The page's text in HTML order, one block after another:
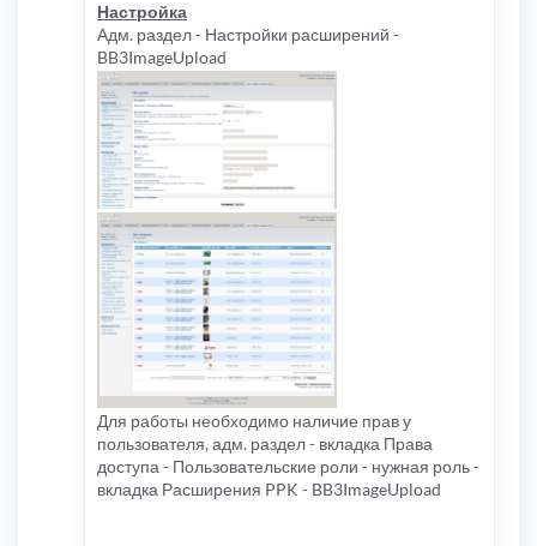
Настройка
Адм. раздел - Настройки расширений -
BB3ImageUpload
Для работы необходимо наличие прав у
пользователя, адм. раздел - вкладка Права
доступа - Пользовательские роли - нужная роль -
вкладка Расширения PPK - BB3ImageUpload